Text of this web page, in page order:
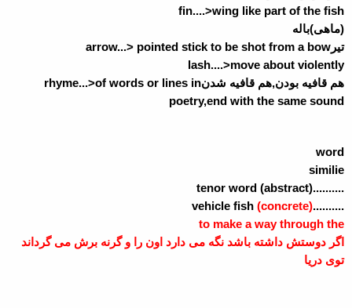
fin....>wing like part of the fish
(ماهی)باله
تیر arrow...> pointed stick to be shot from a bow
lash....>move about violently
هم قافیه بودن,هم قافیه شدنrhyme...>of words or lines in
poetry,end with the same sound
word
similie
..........tenor word (abstract)
..........vehicle fish
(concrete)
to make a way through the
اگر دوستش داشته باشد نگه می دارد اون را و گرنه برش می گرداند
توی دریا